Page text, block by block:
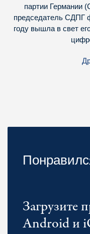
партии Германии
председатель СДПГ
году вышла в свет
Загрузите
Android и